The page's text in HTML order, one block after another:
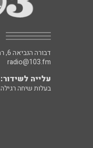
דבורה הנביאה 6, רמת השרון
radio@103.fm
עלייה לשידור: 0552-103-103
בעלות שיחה רגילה